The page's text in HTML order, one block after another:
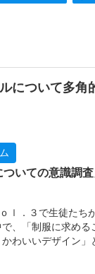
について多角
いての意識調査
ｌ．３で生徒たち
、「制服に求め
わいいデザイン